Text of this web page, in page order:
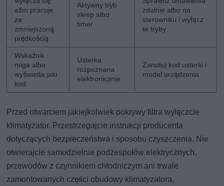
albo pracuje
ze
zmniejszoną
prędkością
Aktywny tryb
sleep albo
timer
zdalnie albo na
sterowniku i wyłącz
te tryby
Wskaźnik
miga albo
wyświetla jaki
kod
Usterka
rozpoznana
elektronicznie
Zanotuj kod usterki i
model urządzenia
Przed otwarciem jakiejkolwiek pokrywy filtra wyłączcie
klimatyzator. Przestrzegajcie instrukcji producenta
dotyczących bezpieczeństwa i sposobu czyszczenia. Nie
otwierajcie samodzielnie podzespołów elektrycznych,
przewodów z czynnikiem chłodniczym ani trwale
zamontowanych części obudowy klimatyzatora.